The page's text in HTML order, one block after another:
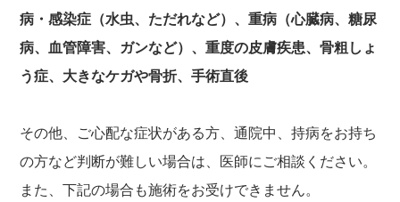
病・感染症（水虫、ただれなど）、重病（心臓病、糖尿
病、血管障害、ガンなど）、重度の皮膚疾患、骨粗しょ
う症、大きなケガや骨折、手術直後
その他、ご心配な症状がある方、通院中、持病をお持ち
の方など判断が難しい場合は、医師にご相談ください。
また、下記の場合も施術をお受けできません。